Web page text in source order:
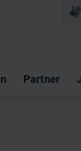
Partner